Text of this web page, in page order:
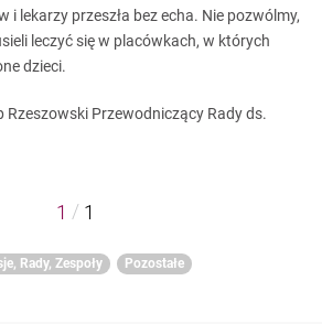
i lekarzy przeszła bez echa. Nie pozwólmy,
leczyć się w placówkach, w których
dzieci.
Rzeszowski Przewodniczący Rady ds.
1 / 1
Rady, Zespoły Pozostałe